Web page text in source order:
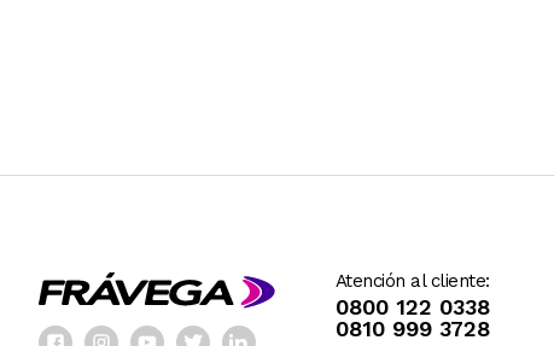
Atención al cliente:
0800 122 0338
0810 999 3728